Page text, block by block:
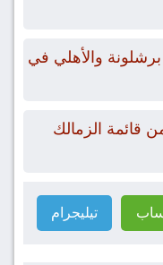
برشلونة والأهلي في
قائمة الزمالك
تيليجرام